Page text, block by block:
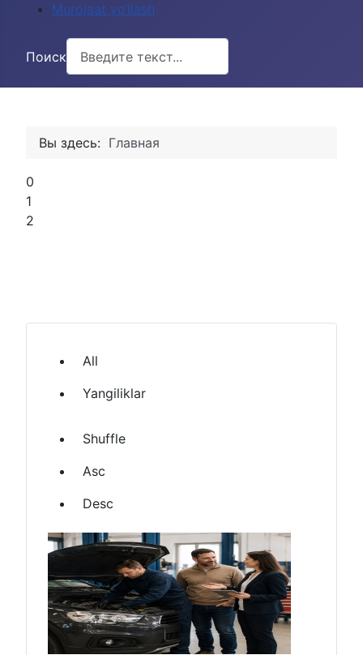
Murojaat yo‘llash
Поиск
Вы здесь: Главная
0
1
2
All
Yangiliklar
Shuffle
Asc
Desc